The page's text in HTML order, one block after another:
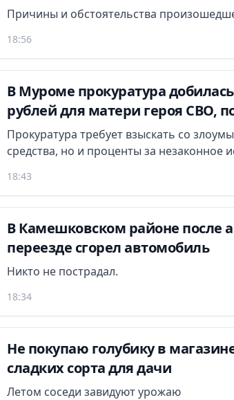
Причины и обстоятельства
18:56
В Муроме прокуратура
рублей для матери героя СВО,
Прокуратура требует взыскать со
средства, но и проценты за незаконное
18:43
В Камешковском районе после
переезде сгорел автомобиль
Никто не пострадал.
18:34
Не покупаю голубику в
сладких сорта для дачи
Летом соседи завидуют урожаю